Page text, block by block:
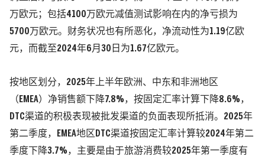
万欧元；包括4100万欧元减值测试影响在内的净亏损为
5700万欧元。财务状况也有所恶化，净流动性为1.19亿欧
元，而截至2024年6月30日为1.67亿欧元。
按地区划分，2025年上半年欧洲、中东和非洲地区
（EMEA）净销售额下降7.8%，按固定汇率计算下降8.6%，
DTC渠道的积极表现被批发渠道的负面表现所抵消。2025年
第二季度，EMEA地区DTC渠道按固定汇率计算较2024年第二
季度下降3.7%，主要是由于旅游消费较2025年第一季度有